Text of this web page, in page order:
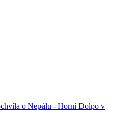
o Nepálu - Horní Dolpo v